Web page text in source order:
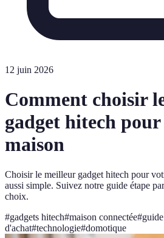
12 juin 2026
Comment choisir
gadget hitech
maison
Choisir le meilleur gadget hitech pour
aussi simple. Suivez notre guide étape
choix.
#gadgets hitech#maison connectée#guide
d'achat#technologie#domotique